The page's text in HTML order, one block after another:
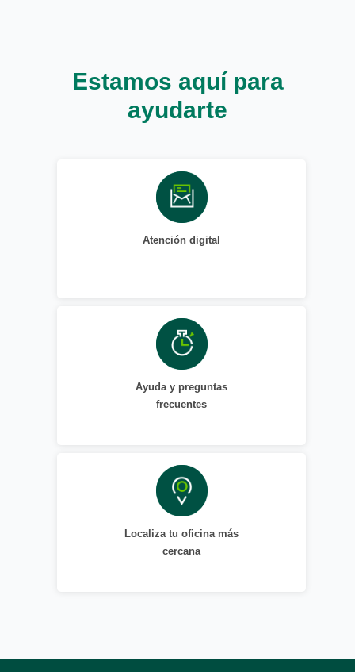
Estamos aquí para
ayudarte
Atención digital
Ayuda y preguntas
frecuentes
Localiza tu oficina más
cercana